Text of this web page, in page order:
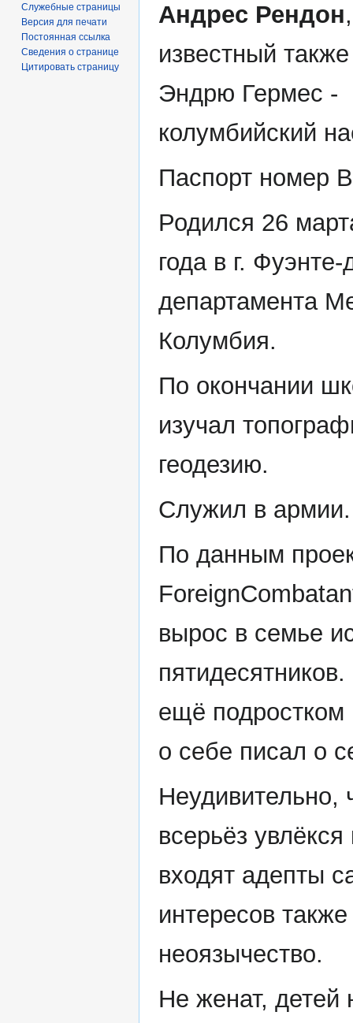
Андрес Рендон,
известный
Эндрю Гермес -
колумбийский
Паспорт номер
Родился 26
года в г.
департамента
Колумбия.
По окончании
изучал
геодезию.
Служил в армии.
По данным
вырос в семье
ещё
о себе писал о
Неудивительно,
всерьёз
входят адепты
интересов
неоязычество.
Не женат, детей
Служебные страницы
Версия для печати
Постоянная ссылка
Сведения о странице
Цитировать страницу